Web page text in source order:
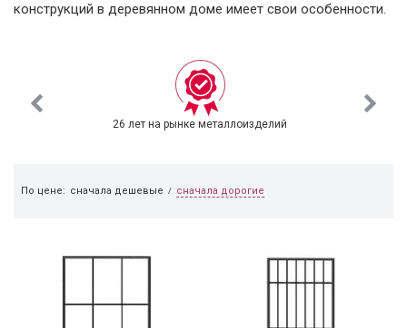
конструкций в деревянном доме имеет свои особенности.
26 лет на рынке металлоизделий
По цене: сначала дешевые / сначала дорогие